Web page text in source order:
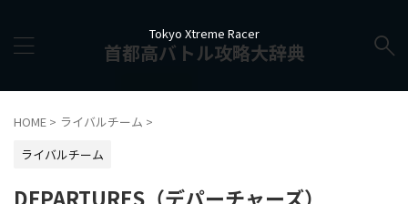
Tokyo Xtreme Racer
首都高バトル攻略大辞典
HOME > ライバルチーム >
ライバルチーム
DEPARTURES（デパーチャーズ）